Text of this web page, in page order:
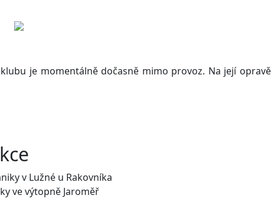
je momentálně dočasně mimo provoz. Na její
v Lužné u Rakovníka
ve výtopně Jaroměř